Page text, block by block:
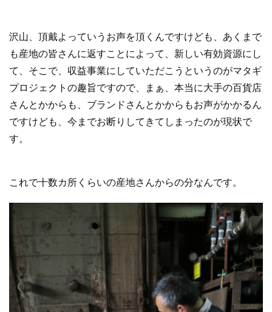
沢山、頂戴よっていうお声を頂くんですけども、あくまで
も産地の皆さんに返すことによって、新しい有効資源にし
て、そこで、収益事業にしていただこうというのがマタギ
プロジェクトの趣旨ですので、まぁ、本当に大手の百貨店
さんとかからも、ブランドさんとかからもお声がかかるん
ですけども、今までお断りしてきてしまったのが現状で
す。
これで十数カ所くらいの産地さんからの分なんです。